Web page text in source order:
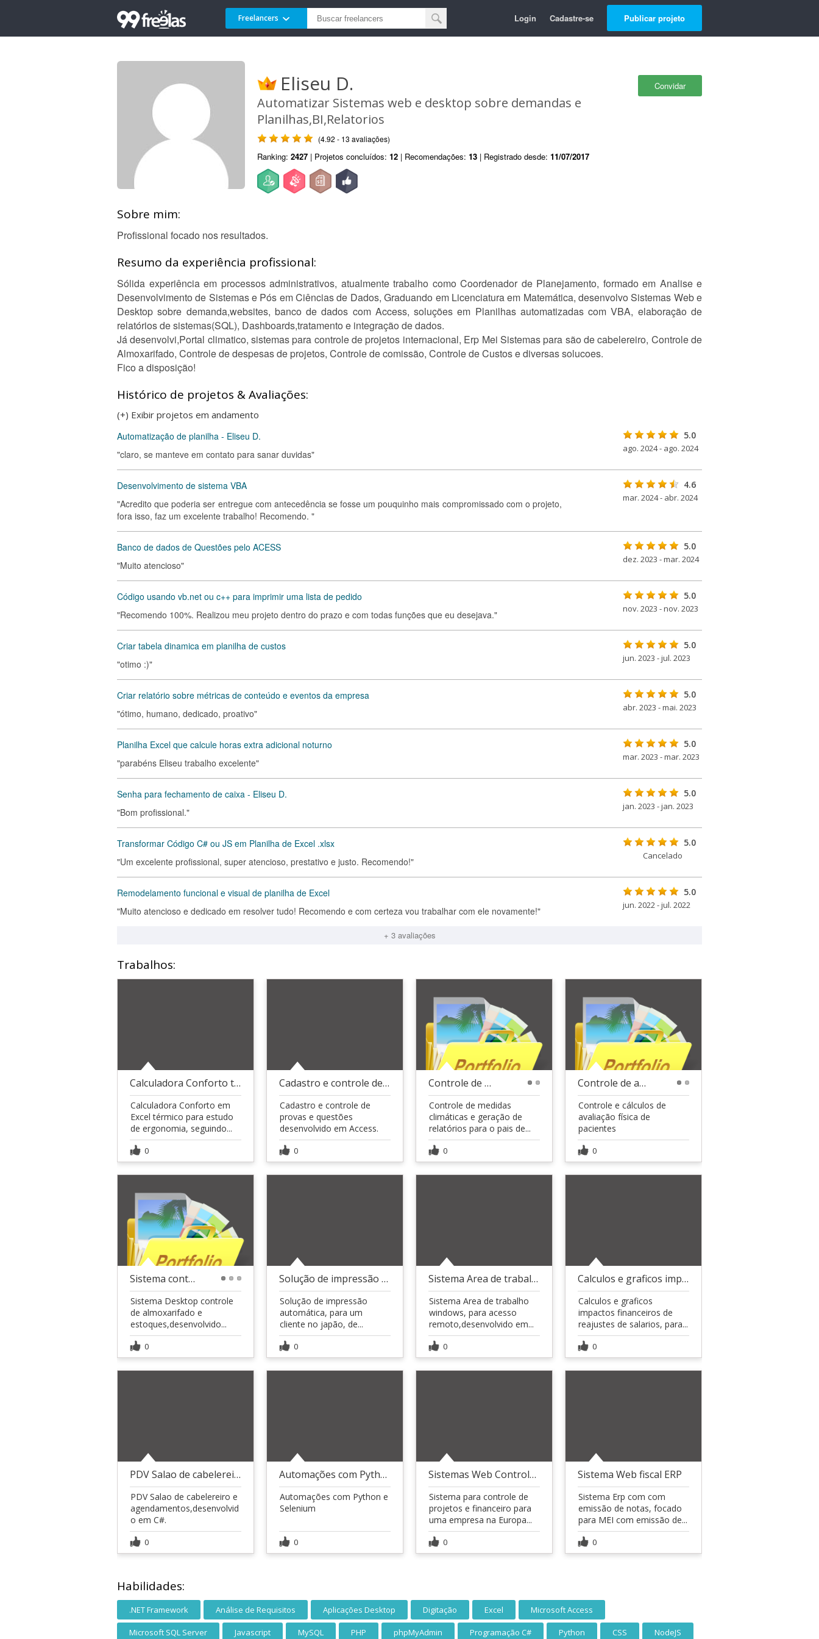
Freelancers Login Cadastre-se Publicar projeto
Convidar
Eliseu D.
Automatizar Sistemas web e desktop sobre demandas e
Planilhas,BI,Relatorios
(4.92 - 13 avaliações)
Ranking: 2427 | Projetos concluídos: 12 | Recomendações: 13 | Registrado desde: 11/07/2017
Sobre mim:
Profissional focado nos resultados.
Resumo da experiência profissional:
Sólida experiência em processos administrativos, atualmente trabalho como Coordenador de Planejamento, formado em Analise e
Desenvolvimento de Sistemas e Pós em Ciências de Dados, Graduando em Licenciatura em Matemática, desenvolvo Sistemas Web e
Desktop sobre demanda,websites, banco de dados com Access, soluções em Planilhas automatizadas com VBA, elaboração de
relatórios de sistemas(SQL), Dashboards,tratamento e integração de dados.
Já desenvolvi,Portal climatico, sistemas para controle de projetos internacional, Erp Mei Sistemas para são de cabelereiro, Controle de
Almoxarifado, Controle de despesas de projetos, Controle de comissão, Controle de Custos e diversas solucoes.
Fico a disposição!
Histórico de projetos & Avaliações:
(+) Exibir projetos em andamento
Automatização de planilha - Eliseu D.
"claro, se manteve em contato para sanar duvidas"
5.0
ago. 2024 - ago. 2024
Desenvolvimento de sistema VBA
"Acredito que poderia ser entregue com antecedência se fosse um pouquinho mais compromissado com o projeto,
fora isso, faz um excelente trabalho! Recomendo. "
4.6
mar. 2024 - abr. 2024
Banco de dados de Questões pelo ACESS
"Muito atencioso"
5.0
dez. 2023 - mar. 2024
Código usando vb.net ou c++ para imprimir uma lista de pedido
"Recomendo 100%. Realizou meu projeto dentro do prazo e com todas funções que eu desejava."
5.0
nov. 2023 - nov. 2023
Criar tabela dinamica em planilha de custos
"otimo :)"
5.0
jun. 2023 - jul. 2023
Criar relatório sobre métricas de conteúdo e eventos da empresa
"ótimo, humano, dedicado, proativo"
5.0
abr. 2023 - mai. 2023
Planilha Excel que calcule horas extra adicional noturno
"parabéns Eliseu trabalho excelente"
5.0
mar. 2023 - mar. 2023
Senha para fechamento de caixa - Eliseu D.
"Bom profissional."
5.0
jan. 2023 - jan. 2023
Transformar Código C# ou JS em Planilha de Excel .xlsx
"Um excelente profissional, super atencioso, prestativo e justo. Recomendo!"
5.0
Cancelado
Remodelamento funcional e visual de planilha de Excel
"Muito atencioso e dedicado em resolver tudo! Recomendo e com certeza vou trabalhar com ele novamente!"
5.0
jun. 2022 - jul. 2022
+ 3 avaliações
Trabalhos:
Calculadora Conforto térmico
Calculadora Conforto em
Excel térmico para estudo
de ergonomia, seguindo...
0
Cadastro e controle de provas e questões
Cadastro e controle de
provas e questões
desenvolvido em Access.
0
Controle de medidas climáticas
Controle de medidas
climáticas e geração de
relatórios para o pais de...
0
Controle de avaliação fisica de pacientes
Controle e cálculos de
avaliação física de
pacientes
0
Sistema controle de almoxarifado
Sistema Desktop controle
de almoxarifado e
estoques,desenvolvido...
0
Solução de impressão automática de pedidos
Solução de impressão
automática, para um
cliente no japão, de...
0
Sistema Area de trabalho para acesso remoto
Sistema Area de trabalho
windows, para acesso
remoto,desenvolvido em...
0
Calculos e graficos impactos financeiros
Calculos e graficos
impactos financeiros de
reajustes de salarios, para...
0
PDV Salao de cabelereiro e agendamentos
PDV Salao de cabelereiro e
agendamentos,desenvolvid
o em C#.
0
Automações com Python e Selenium
Automações com Python e
Selenium
0
Sistemas Web Controle de Projetos
Sistema para controle de
projetos e financeiro para
uma empresa na Europa...
0
Sistema Web fiscal ERP
Sistema Erp com com
emissão de notas, focado
para MEI com emissão de...
0
Habilidades:
.NET Framework Análise de Requisitos Aplicações Desktop Digitação Excel Microsoft Access
Microsoft SQL Server Javascript MySQL PHP phpMyAdmin Programação C# Python CSS NodeJS